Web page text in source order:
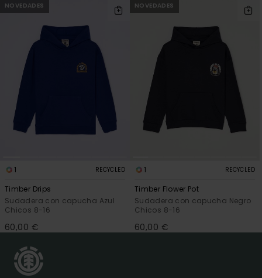
NOVEDADES
1 RECYCLED
Timber Drips
Sudadera con capucha Azul
Chicos 8-16
60,00 €
NOVEDADES
1 RECYCLED
Timber Flower Pot
Sudadera con capucha Negro
Chicos 8-16
60,00 €